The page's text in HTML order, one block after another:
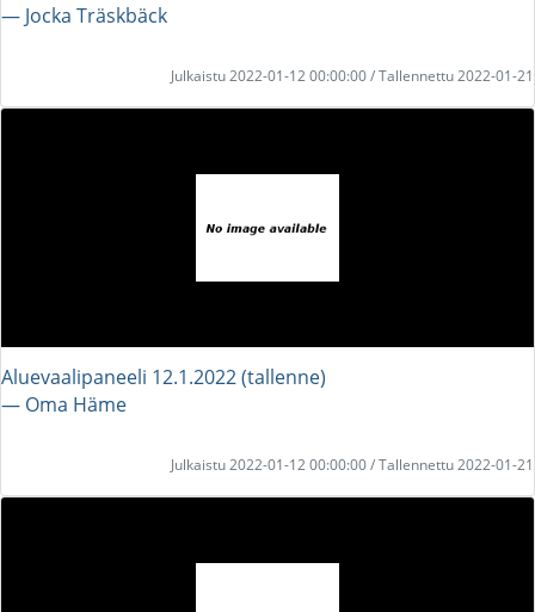
― Jocka Träskbäck
Julkaistu 2022-01-12 00:00:00 / Tallennettu 2022-01-21
Aluevaalipaneeli 12.1.2022 (tallenne)
― Oma Häme
Julkaistu 2022-01-12 00:00:00 / Tallennettu 2022-01-21